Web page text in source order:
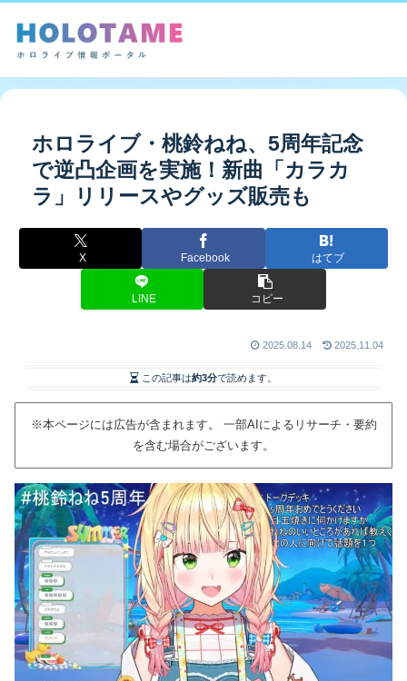
ホロライブ・桃鈴ねね、5周年記念
で逆凸企画を実施！新曲「カラカ
ラ」リリースやグッズ販売も
X Facebook はてブ
LINE コピー
2025.08.14 2025.11.04
この記事は約3分で読めます。
※本ページには広告が含まれます。 一部AIによるリサーチ・要約
を含む場合がございます。